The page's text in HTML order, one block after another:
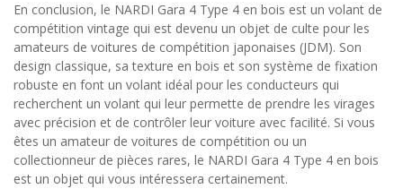
En conclusion, le NARDI Gara 4 Type 4 en bois est un volant de
compétition vintage qui est devenu un objet de culte pour les
amateurs de voitures de compétition japonaises (JDM). Son
design classique, sa texture en bois et son système de fixation
robuste en font un volant idéal pour les conducteurs qui
recherchent un volant qui leur permette de prendre les virages
avec précision et de contrôler leur voiture avec facilité. Si vous
êtes un amateur de voitures de compétition ou un
collectionneur de pièces rares, le NARDI Gara 4 Type 4 en bois
est un objet qui vous intéressera certainement.